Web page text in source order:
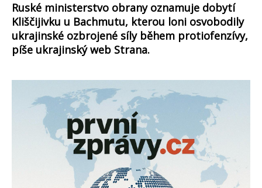
Ruské ministerstvo obrany oznamuje dobytí
Kliščijivku u Bachmutu, kterou loni osvobodily
ukrajinské ozbrojené síly během protiofenzívy,
píše ukrajinský web Strana.